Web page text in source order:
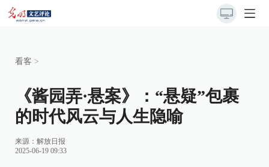
看客 >
《酱园弄·悬案》：“悬疑”包裹
的时代风云与人生隐喻
来源： 解放日报
2025-06-19 09:33